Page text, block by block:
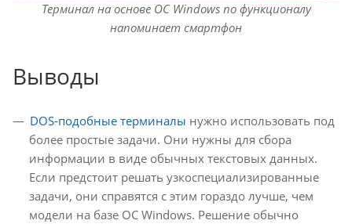
Терминал на основе ОС Windows по функционалу
напоминает смартфон
Выводы
DOS-подобные терминалы нужно использовать под
более простые задачи. Они нужны для сбора
информации в виде обычных текстовых данных.
Если предстоит решать узкоспециализированные
задачи, они справятся с этим гораздо лучше, чем
модели на базе ОС Windows. Решение обычно